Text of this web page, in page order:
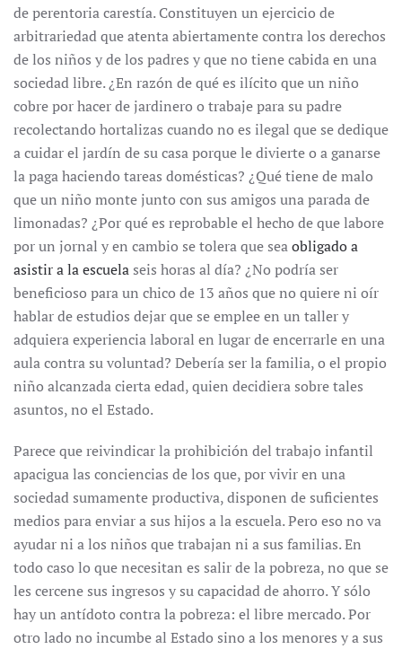
de perentoria carestía. Constituyen un ejercicio de
arbitrariedad que atenta abiertamente contra los derechos
de los niños y de los padres y que no tiene cabida en una
sociedad libre. ¿En razón de qué es ilícito que un niño
cobre por hacer de jardinero o trabaje para su padre
recolectando hortalizas cuando no es ilegal que se dedique
a cuidar el jardín de su casa porque le divierte o a ganarse
la paga haciendo tareas domésticas? ¿Qué tiene de malo
que un niño monte junto con sus amigos una parada de
limonadas? ¿Por qué es reprobable el hecho de que labore
por un jornal y en cambio se tolera que seaobligado a
asistir a la escuela seis horas al día? ¿No podría ser
beneficioso para un chico de 13 años que no quiere ni oír
hablar de estudios dejar que se emplee en un taller y
adquiera experiencia laboral en lugar de encerrarle en una
aula contra su voluntad? Debería ser la familia, o el propio
niño alcanzada cierta edad, quien decidiera sobre tales
asuntos, no el Estado.
Parece que reivindicar la prohibición del trabajo infantil
apacigua las conciencias de los que, por vivir en una
sociedad sumamente productiva, disponen de suficientes
medios para enviar a sus hijos a la escuela. Pero eso no va
ayudar ni a los niños que trabajan ni a sus familias. En
todo caso lo que necesitan es salir de la pobreza, no que se
les cercene sus ingresos y su capacidad de ahorro. Y sólo
hay un antídoto contra la pobreza: el libre mercado. Por
otro lado no incumbe al Estado sino a los menores y a sus